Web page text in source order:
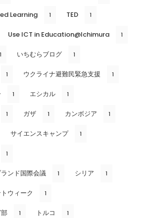
Learning 1 TED 1
Use ICT in Education@Ichimura 1
1 いちむらブログ 1
1 ウクライナ避難民緊急支援 1
1 エシカル 1
1 ガザ 1 カンボジア 1
サイエンスキャンプ 1
1
ンド国際会議 1 シリア 1
ウィーク 1
1 トルコ 1